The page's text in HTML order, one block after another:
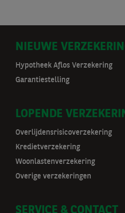
D
o
r
m
a
t
a
NIEUWE
Hypotheek Aflos Verzekering
Garantiestelling
LOPENDE
Overlijdensrisicoverzekering
Kredietverzekering
Woonlastenverzekering
Overige verzekeringen